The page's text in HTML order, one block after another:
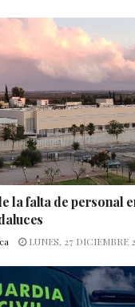
la falta de personal
LUNES, 27 DICIEMBRE